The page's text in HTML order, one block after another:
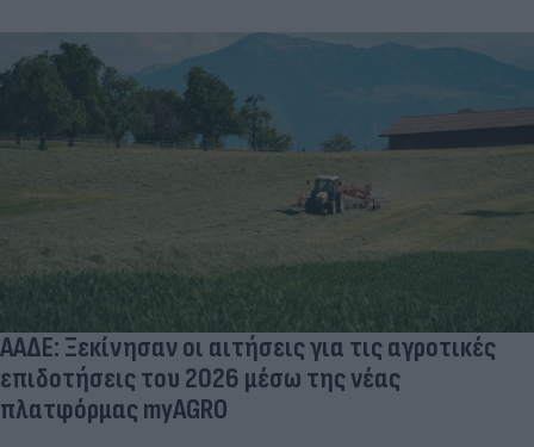
ΑΑΔΕ: Ξεκίνησαν οι αιτήσεις για τις αγροτικές
επιδοτήσεις του 2026 μέσω της νέας
πλατφόρμας myAGRO